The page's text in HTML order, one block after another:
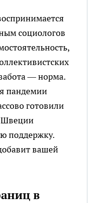
социологов
— норма.
пандемии
готовили
Швеции
поддержку.
вашей
в